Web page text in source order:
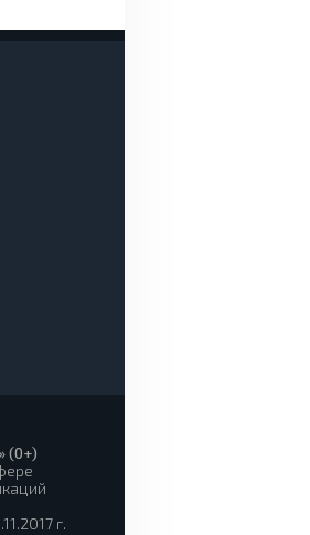
(0+)
г.